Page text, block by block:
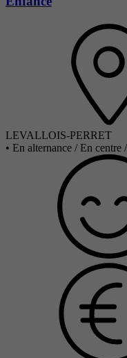
LEVALLOIS-PERRET
• En alternance / En centre